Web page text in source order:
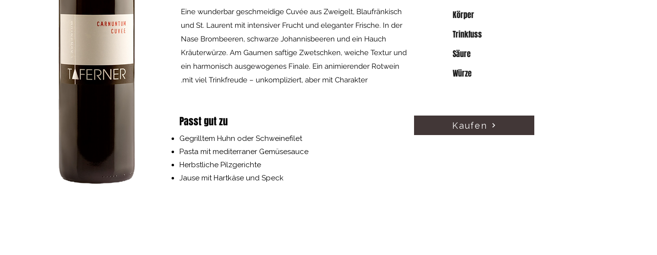
Eine wunderbar geschmeidige Cuvée aus Zweigelt, Blaufränkisch
und St. Laurent mit intensiver Frucht und eleganter Frische. In der
Nase Brombeeren, schwarze Johannisbeeren und ein Hauch
Kräuterwürze. Am Gaumen saftige Zwetschken, weiche Textur und
ein harmonisch ausgewogenes Finale. Ein animierender Rotwein
mit viel Trinkfreude – unkompliziert, aber mit Charakter.
Passt gut zu
Gegrilltem Huhn oder Schweinefilet
Pasta mit mediterraner Gemüsesauce
Herbstliche Pilzgerichte
Jause mit Hartkäse und Speck
Kaufen
Körper
Trinkfuss
Säure
Würze